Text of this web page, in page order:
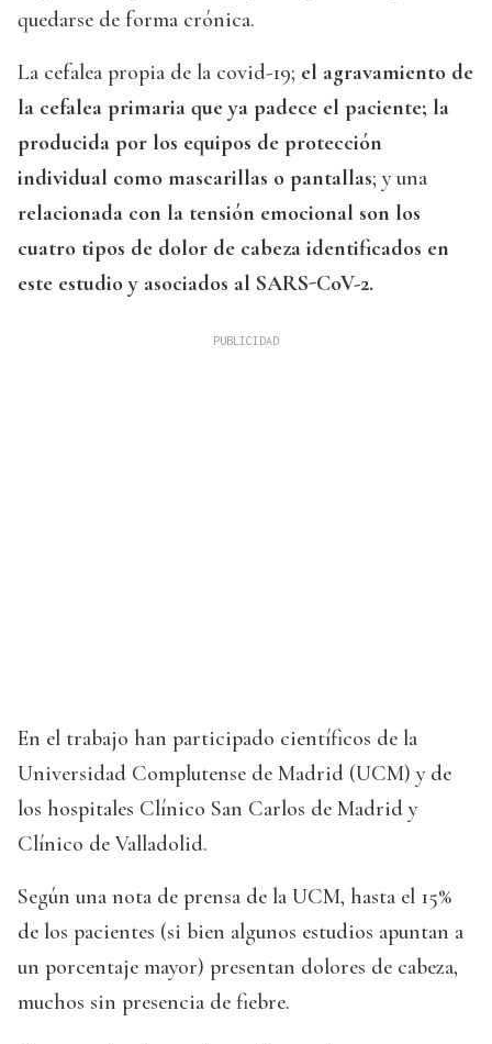
quedarse de forma crónica.
La cefalea propia de la covid-19; el agravamiento de
la cefalea primaria que ya padece el paciente; la
producida por los equipos de protección
individual como mascarillas o pantallas; y una
relacionada con la tensión emocional son los
cuatro tipos de dolor de cabeza identificados en
este estudio y asociados al SARS-CoV-2.
En el trabajo han participado científicos de la
Universidad Complutense de Madrid (UCM) y de
los hospitales Clínico San Carlos de Madrid y
Clínico de Valladolid.
Según una nota de prensa de la UCM, hasta el 15%
de los pacientes (si bien algunos estudios apuntan a
un porcentaje mayor) presentan dolores de cabeza,
muchos sin presencia de fiebre.